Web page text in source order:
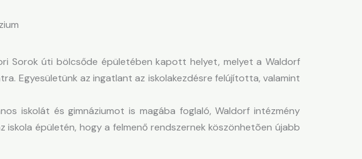
Sorok úti bölcsőde épületében kapott helyet, melyet a Waldorf
Egyesületünk az ingatlant az iskolakezdésre felújította, valamint
iskolát és gimnáziumot is magába foglaló, Waldorf intézmény
épületén, hogy a felmenő rendszernek köszönhetõen újabb